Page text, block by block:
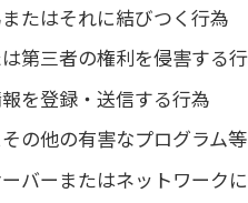
たはそれに結びつく行為
第三者の権利を侵害する
を登録・送信する行為
の他の有害なプログラム
バーまたはネットワーク